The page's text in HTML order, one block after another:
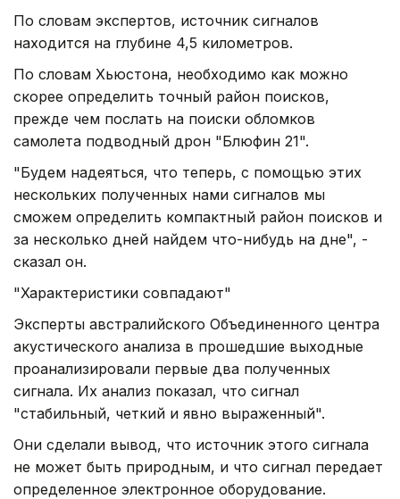
По словам экспертов, источник сигналов
находится на глубине 4,5 километров.
По словам Хьюстона, необходимо как можно
скорее определить точный район поисков,
прежде чем послать на поиски обломков
самолета подводный дрон "Блюфин 21".
"Будем надеяться, что теперь, с помощью этих
нескольких полученных нами сигналов мы
сможем определить компактный район поисков и
за несколько дней найдем что-нибудь на дне", -
сказал он.
"Характеристики совпадают"
Эксперты австралийского Объединенного центра
акустического анализа в прошедшие выходные
проанализировали первые два полученных
сигнала. Их анализ показал, что сигнал
"стабильный, четкий и явно выраженный".
Они сделали вывод, что источник этого сигнала
не может быть природным, и что сигнал передает
определенное электронное оборудование.